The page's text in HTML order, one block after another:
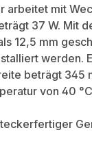
arbeitet mit
37 W. Mit
12,5 mm
werden.
beträgt 345
von 40